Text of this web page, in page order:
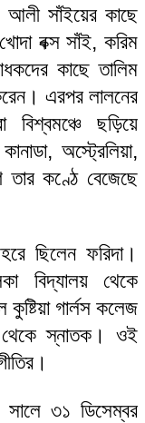
আলী সাঁইয়ের কাছে
বক্স সাঁই, করিম
কাছে তালিম
এরপর লালনের
বিশ্বমঞ্চে ছড়িয়ে
অস্ট্রেলিয়া,
তার কণ্ঠে বেজেছে
ছিলেন ফরিদা।
বিদ্যালয় থেকে
গার্লস কলেজ
স্নাতক। ওই
সালে ৩১ ডিসেম্বর